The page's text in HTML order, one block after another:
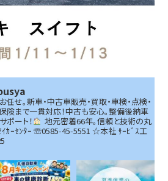
任せ。新車・中古車販売・買取・車検・点検・
保険まで一貫対応！中古も安心。整備後納車
ポート！
地元密着66年。信頼と技術の丸
ｶｰｾﾝﾀｰ ☏0585-45-5551 ☆本社 ｻｰﾋﾞｽ工